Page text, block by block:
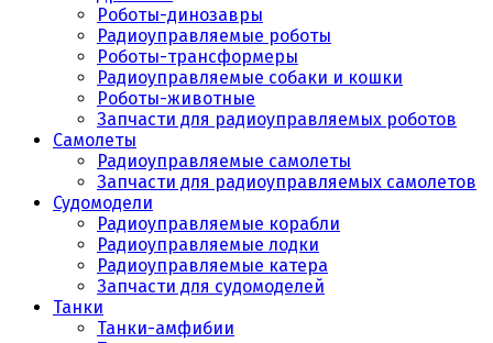
Роботы-динозавры
Радиоуправляемые роботы
Роботы-трансформеры
Радиоуправляемые собаки и кошки
Роботы-животные
Запчасти для радиоуправляемых роботов
Самолеты
Радиоуправляемые самолеты
Запчасти для радиоуправляемых самолетов
Судомодели
Радиоуправляемые корабли
Радиоуправляемые лодки
Радиоуправляемые катера
Запчасти для судомоделей
Танки
Танки-амфибии